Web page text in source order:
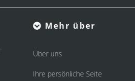
Mehr über
Über uns
Ihre persönliche Seite